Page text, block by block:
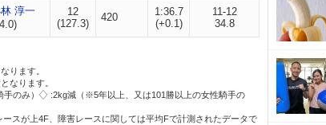
淳一
12
(127.3)
420
1:36.7
(+0.1)
11-12
34.8
ります。
なります。
のみ）
:2kg減（※5年以上、又は101勝以上の女性騎手の
スが上4F、障害レースに関しては平均Fで計測されたデータで